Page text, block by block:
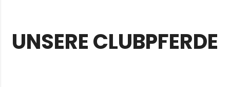
UNSERE CLUBPFERDE